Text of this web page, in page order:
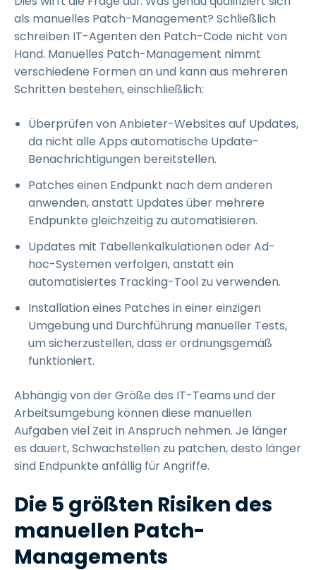
als manuelles Patch-Management? Schließlich
schreiben IT-Agenten den Patch-Code nicht von
Hand. Manuelles Patch-Management nimmt
verschiedene Formen an und kann aus mehreren
Schritten bestehen, einschließlich:
Überprüfen von Anbieter-Websites auf Updates,
da nicht alle Apps automatische Update-
Benachrichtigungen bereitstellen.
Patches einen Endpunkt nach dem anderen
anwenden, anstatt Updates über mehrere
Endpunkte gleichzeitig zu automatisieren.
Updates mit Tabellenkalkulationen oder Ad-
hoc-Systemen verfolgen, anstatt ein
automatisiertes Tracking-Tool zu verwenden.
Installation eines Patches in einer einzigen
Umgebung und Durchführung manueller Tests,
um sicherzustellen, dass er ordnungsgemäß
funktioniert.
Abhängig von der Größe des IT-Teams und der
Arbeitsumgebung können diese manuellen
Aufgaben viel Zeit in Anspruch nehmen. Je länger
es dauert, Schwachstellen zu patchen, desto länger
sind Endpunkte anfällig für Angriffe.
Die 5 größten Risiken des
manuellen Patch-
Managements